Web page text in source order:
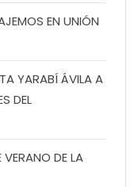
EN UNIÓN
YARABÍ ÁVILA A
DEL
DE LA